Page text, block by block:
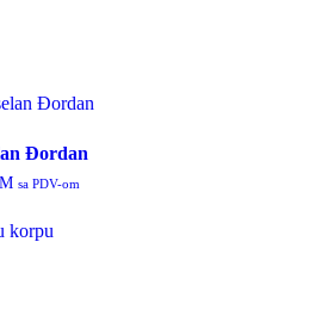
Đordan
sa PDV-om
korpu